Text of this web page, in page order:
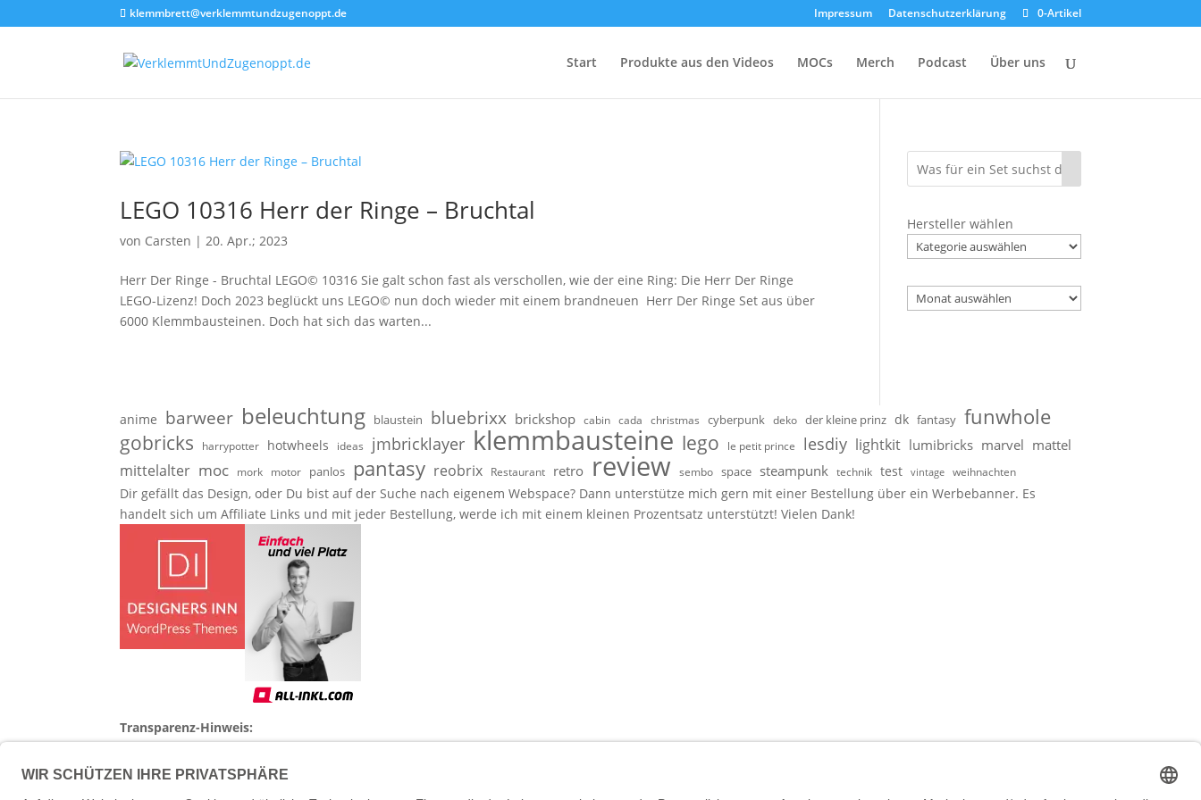
klemmbrett@verklemmtundzugenoppt.de Impressum Datenschutzerklärung 0-Artikel
Start Produkte aus den Videos MOCs Merch Podcast Über uns
LEGO 10316 Herr der Ringe – Bruchtal
von Carsten |20. Apr.; 2023
Herr Der Ringe - Bruchtal LEGO© 10316 Sie galt schon fast als verschollen, wie der eine Ring: Die Herr Der Ringe
LEGO-Lizenz! Doch 2023 beglückt uns LEGO© nun doch wieder mit einem brandneuen Herr Der Ringe Set aus über
6000 Klemmbausteinen. Doch hat sich das warten...
Hersteller wählen
Archiv
anime barweer beleuchtung blaustein bluebrixx brickshop cabin cada christmas cyberpunk deko der kleine prinz dk fantasy funwhole
gobricks harrypotter hotwheels ideas jmbricklayer klemmbausteine lego le petit prince lesdiy lightkit lumibricks marvel mattel
mittelalter moc mork motor panlos pantasy reobrix Restaurant retro review sembo space steampunk technik test vintage weihnachten
Dir gefällt das Design, oder Du bist auf der Suche nach eigenem Webspace? Dann unterstütze mich gern mit einer Bestellung über ein Werbebanner. Es
handelt sich um Affiliate Links und mit jeder Bestellung, werde ich mit einem kleinen Prozentsatz unterstützt! Vielen Dank!
Transparenz-Hinweis:
Einige Links aufVerklemmt und zugenopptsind sogenannte Affiliate-Links. Wenn du über einen dieser Links ein Set kaufst – zum Beispiel bei Partnern
wie Lumibricks,Pantasy ,Mattel Brickshop